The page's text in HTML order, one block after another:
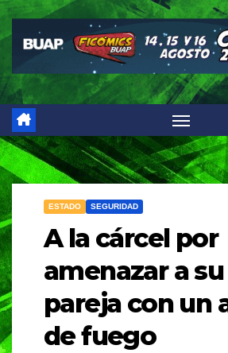
ESTADO SEGURIDAD
A la cárcel por
amenazar a
pareja con un
de fuego